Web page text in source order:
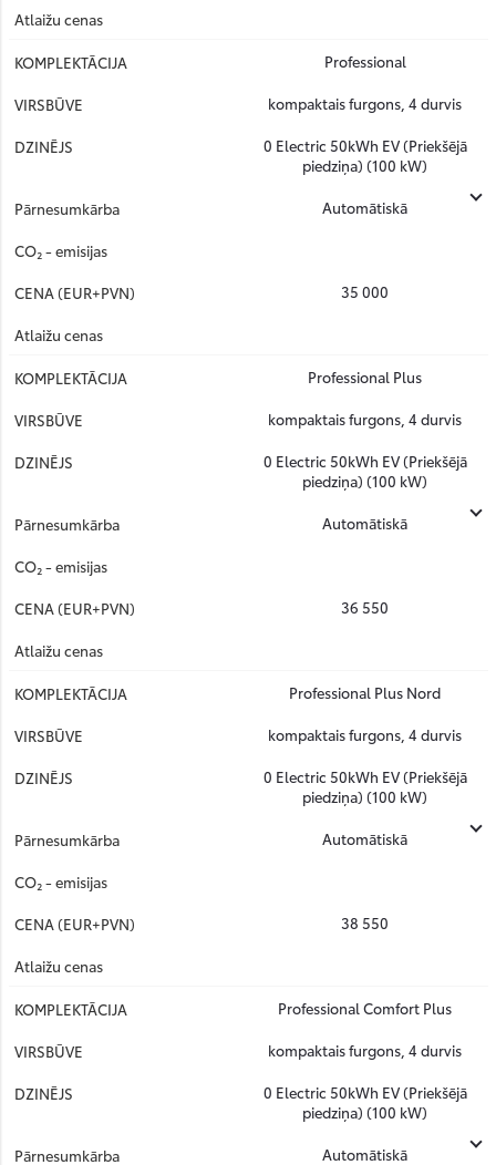
Professional
kompaktais furgons, 4 durvis
0 Electric 50kWh EV (Priekšējā
piedziņa) (100 kW)
Automātiskā
35 000
Professional Plus
kompaktais furgons, 4 durvis
0 Electric 50kWh EV (Priekšējā
piedziņa) (100 kW)
Automātiskā
36 550
Professional Plus Nord
kompaktais furgons, 4 durvis
0 Electric 50kWh EV (Priekšējā
piedziņa) (100 kW)
Automātiskā
38 550
Professional Comfort Plus
kompaktais furgons, 4 durvis
0 Electric 50kWh EV (Priekšējā
piedziņa) (100 kW)
Automātiskā